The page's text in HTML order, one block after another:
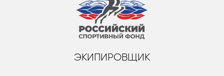
ЭКИПИРОВЩИК